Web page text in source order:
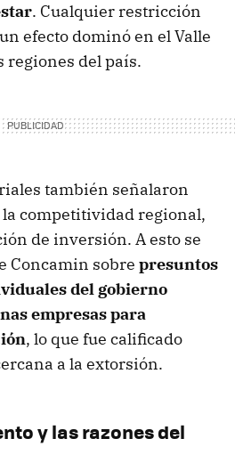
. Cualquier restricción
efecto dominó en el Valle
regiones del país.
también señalaron
la competitividad regional,
de inversión. A esto se
Concamin sobre presuntos
del gobierno
empresas para
, lo que fue calificado
a la extorsión.
y las razones del